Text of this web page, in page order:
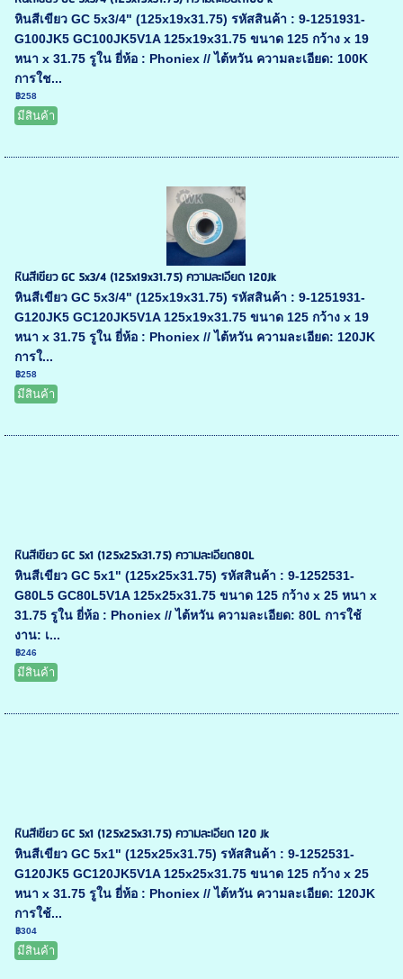
หินสีเขียว GC 5x3/4" (125x19x31.75) รหัสสินค้า : 9-1251931-
G100JK5 GC100JK5V1A 125x19x31.75 ขนาด 125 กว้าง x 19
หนา x 31.75 รูใน ยี่ห้อ : Phoniex // ไต้หวัน ความละเอียด: 100K
การใช...
฿258
มีสินค้า
หินสีเขียว GC 5x3/4 (125x19x31.75) ความละเอียด 120Jk
หินสีเขียว GC 5x3/4" (125x19x31.75) รหัสสินค้า : 9-1251931-
G120JK5 GC120JK5V1A 125x19x31.75 ขนาด 125 กว้าง x 19
หนา x 31.75 รูใน ยี่ห้อ : Phoniex // ไต้หวัน ความละเอียด: 120JK
การใ...
฿258
มีสินค้า
หินสีเขียว GC 5x1 (125x25x31.75) ความละเอียด80L
หินสีเขียว GC 5x1" (125x25x31.75) รหัสสินค้า : 9-1252531-
G80L5 GC80L5V1A 125x25x31.75 ขนาด 125 กว้าง x 25 หนา x
31.75 รูใน ยี่ห้อ : Phoniex // ไต้หวัน ความละเอียด: 80L การใช้
งาน: เ...
฿246
มีสินค้า
หินสีเขียว GC 5x1 (125x25x31.75) ความละเอียด 120 Jk
หินสีเขียว GC 5x1" (125x25x31.75) รหัสสินค้า : 9-1252531-
G120JK5 GC120JK5V1A 125x25x31.75 ขนาด 125 กว้าง x 25
หนา x 31.75 รูใน ยี่ห้อ : Phoniex // ไต้หวัน ความละเอียด: 120JK
การใช้...
฿304
มีสินค้า